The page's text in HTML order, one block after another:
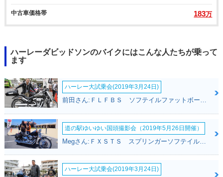
中古車価格帯 183万
ハーレーダビッドソンのバイクにはこんな人たちが乗って
ます
ハーレー大試乗会(2019年3月24日)
前田さん:ＦＬＦＢＳ ソフテイルファットボーイ１１４(ハーレーダビッドソン)
道の駅ゆいゆい国頭撮影会（2019年5月26日開催）
ハーレー大試乗会(2019年3月24日)